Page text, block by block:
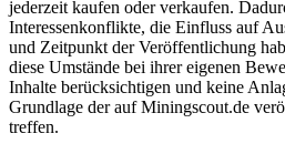
jederzeit kaufen oder verkaufen.
Interessenkonflikte, die Einfluss auf
und Zeitpunkt der Veröffentlichung
diese Umstände bei ihrer eigenen
Inhalte berücksichtigen und keine
Grundlage der auf Miningscout.de
treffen.